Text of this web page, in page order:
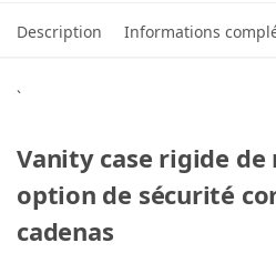
Description Informations
`
Vanity case rigide
option de sécurité
cadenas